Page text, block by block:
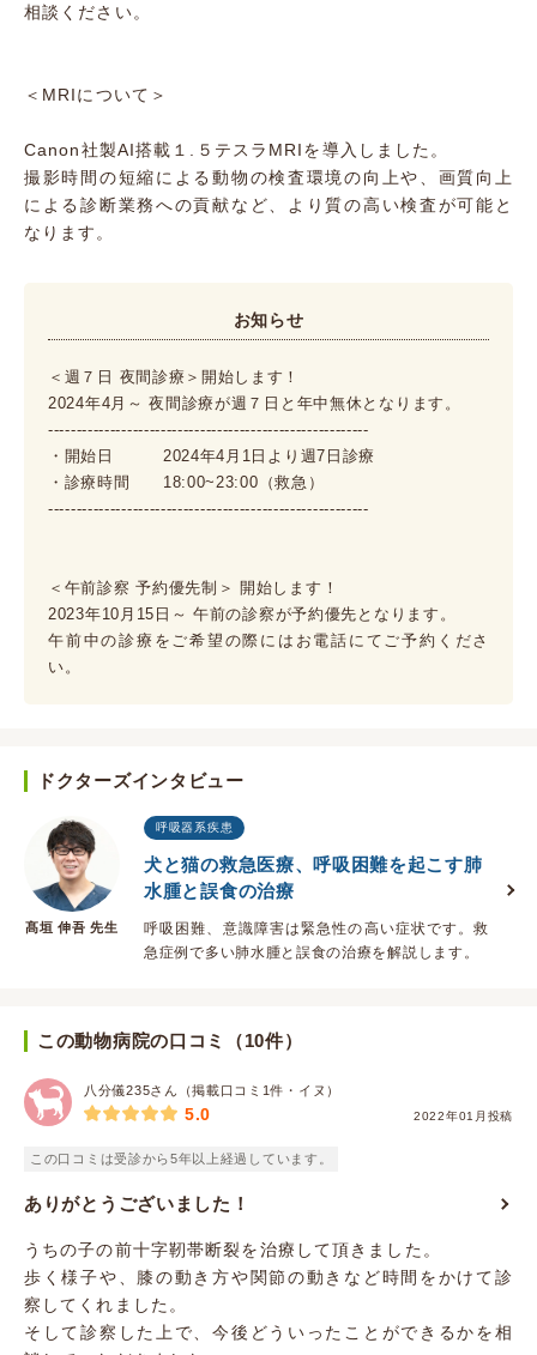
相談ください。
＜MRIについて＞
Canon社製AI搭載１.５テスラMRIを導入しました。
撮影時間の短縮による動物の検査環境の向上や、画質向上
による診断業務への貢献など、より質の高い検査が可能と
なります。
お知らせ
＜週７日 夜間診療＞開始します！
2024年4月～ 夜間診療が週７日と年中無休となります。
---------------------------------------------------------
・開始日 2024年4月1日より週7日診療
・診療時間 18:00~23:00（救急）
---------------------------------------------------------
＜午前診察 予約優先制＞ 開始します！
2023年10月15日～ 午前の診察が予約優先となります。
午前中の診療をご希望の際にはお電話にてご予約くださ
い。
ドクターズインタビュー
髙垣 伸吾 先生
呼吸器系疾患
犬と猫の救急医療、呼吸困難を起こす肺
水腫と誤食の治療
呼吸困難、意識障害は緊急性の高い症状です。救
急症例で多い肺水腫と誤食の治療を解説します。
この動物病院の口コミ（10件）
八分儀235さん（掲載口コミ1件・イヌ）
2022年01月投稿
5.0
この口コミは受診から5年以上経過しています。
ありがとうございました！
うちの子の前十字靭帯断裂を治療して頂きました。
歩く様子や、膝の動き方や関節の動きなど時間をかけて診
察してくれました。
そして診察した上で、今後どういったことができるかを相